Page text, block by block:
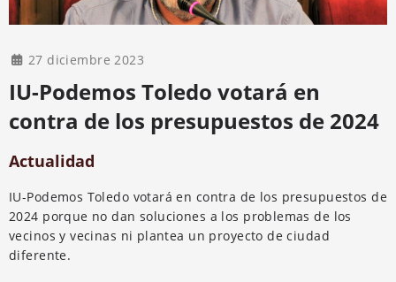
27 diciembre 2023
IU-Podemos Toledo votará en
contra de los presupuestos de 2024
Actualidad
IU-Podemos Toledo votará en contra de los presupuestos de
2024 porque no dan soluciones a los problemas de los
vecinos y vecinas ni plantea un proyecto de ciudad
diferente.